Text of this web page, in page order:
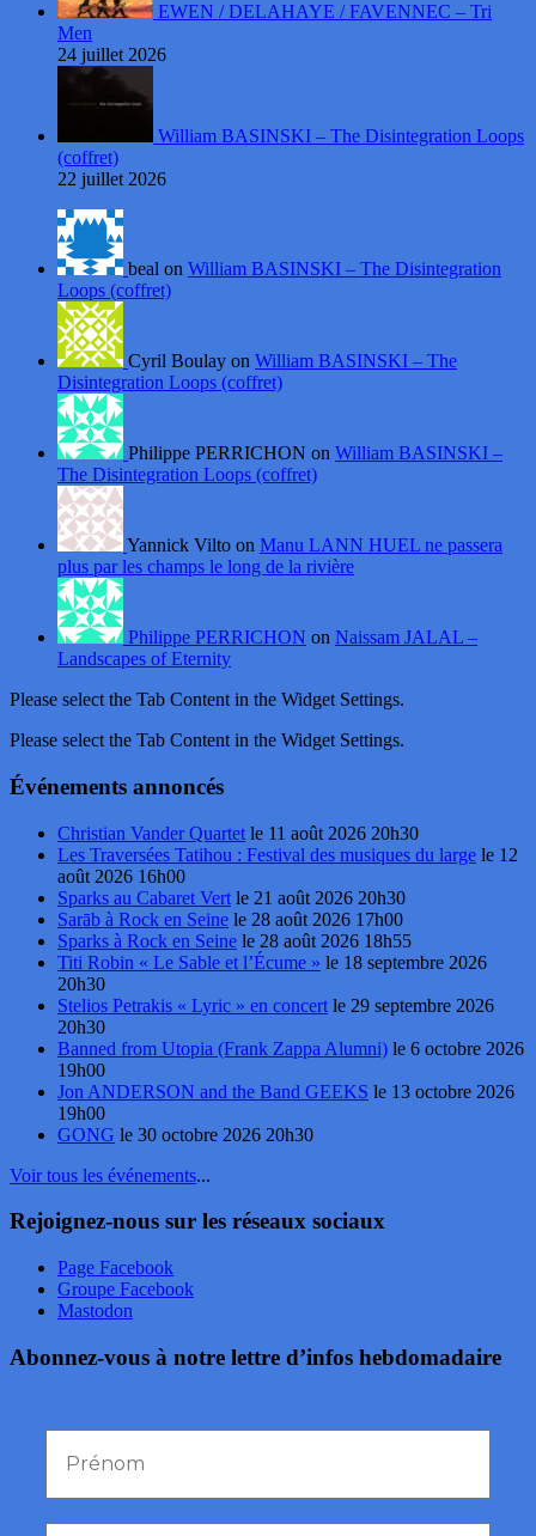
EWEN / DELAHAYE / FAVENNEC – Tri
Men
24 juillet 2026
William BASINSKI – The Disintegration Loops
(coffret)
22 juillet 2026
beal on William BASINSKI – The Disintegration
Loops (coffret)
Cyril Boulay on William BASINSKI – The
Disintegration Loops (coffret)
Philippe PERRICHON on William BASINSKI –
The Disintegration Loops (coffret)
Yannick Vilto on Manu LANN HUEL ne passera
plus par les champs le long de la rivière
Philippe PERRICHON on Naissam JALAL –
Landscapes of Eternity
Please select the Tab Content in the Widget Settings.
Please select the Tab Content in the Widget Settings.
Événements annoncés
Christian Vander Quartet le 11 août 2026 20h30
Les Traversées Tatihou : Festival des musiques du large le 12
août 2026 16h00
Sparks au Cabaret Vert le 21 août 2026 20h30
Sarāb à Rock en Seine le 28 août 2026 17h00
Sparks à Rock en Seine le 28 août 2026 18h55
Titi Robin « Le Sable et l’Écume » le 18 septembre 2026
20h30
Stelios Petrakis « Lyric » en concert le 29 septembre 2026
20h30
Banned from Utopia (Frank Zappa Alumni) le 6 octobre 2026
19h00
Jon ANDERSON and the Band GEEKS le 13 octobre 2026
19h00
GONG le 30 octobre 2026 20h30
Voir tous les événements...
Rejoignez-nous sur les réseaux sociaux
Page Facebook
Groupe Facebook
Mastodon
Abonnez-vous à notre lettre d’infos hebdomadaire